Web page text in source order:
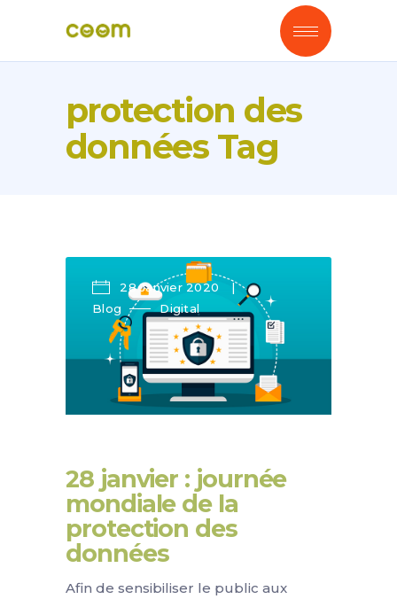
protection des
données Tag
28 Janvier 2020
Blog
Digital
28 janvier : journée
mondiale de la
protection des
données
Afin de sensibiliser le public aux